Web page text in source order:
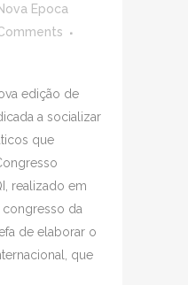
Epoca
edição de
a socializar
que
realizado em
congresso da
de elaborar o
que